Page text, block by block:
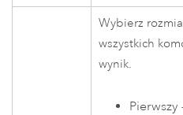
Wybierz
wszystkich
wynik.